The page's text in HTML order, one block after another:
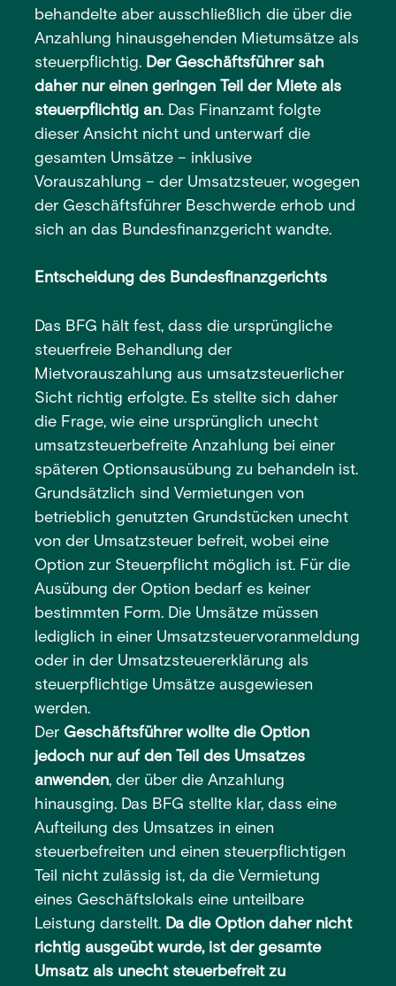
behandelte aber ausschließlich die über die
Anzahlung hinausgehenden Mietumsätze als
steuerpflichtig. Der Geschäftsführer sah
daher nur einen geringen Teil der Miete als
steuerpflichtig an. Das Finanzamt folgte
dieser Ansicht nicht und unterwarf die
gesamten Umsätze – inklusive
Vorauszahlung – der Umsatzsteuer, wogegen
der Geschäftsführer Beschwerde erhob und
sich an das Bundesfinanzgericht wandte.
Entscheidung des Bundesfinanzgerichts
Das BFG hält fest, dass die ursprüngliche
steuerfreie Behandlung der
Mietvorauszahlung aus umsatzsteuerlicher
Sicht richtig erfolgte. Es stellte sich daher
die Frage, wie eine ursprünglich unecht
umsatzsteuerbefreite Anzahlung bei einer
späteren Optionsausübung zu behandeln ist.
Grundsätzlich sind Vermietungen von
betrieblich genutzten Grundstücken unecht
von der Umsatzsteuer befreit, wobei eine
Option zur Steuerpflicht möglich ist. Für die
Ausübung der Option bedarf es keiner
bestimmten Form. Die Umsätze müssen
lediglich in einer Umsatzsteuervoranmeldung
oder in der Umsatzsteuererklärung als
steuerpflichtige Umsätze ausgewiesen
werden.
Der Geschäftsführer wollte die Option
jedoch nur auf den Teil des Umsatzes
anwenden, der über die Anzahlung
hinausging. Das BFG stellte klar, dass eine
Aufteilung des Umsatzes in einen
steuerbefreiten und einen steuerpflichtigen
Teil nicht zulässig ist, da die Vermietung
eines Geschäftslokals eine unteilbare
Leistung darstellt. Da die Option daher nicht
richtig ausgeübt wurde, ist der gesamte
Umsatz als unecht steuerbefreit zu